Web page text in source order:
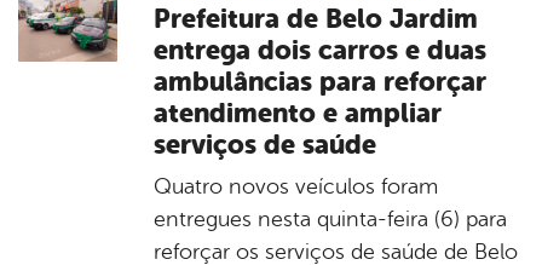
Prefeitura de Belo Jardim
entrega dois carros e duas
ambulâncias para reforçar
atendimento e ampliar
serviços de saúde
Quatro novos veículos foram
entregues nesta quinta-feira (6) para
reforçar os serviços de saúde de Belo